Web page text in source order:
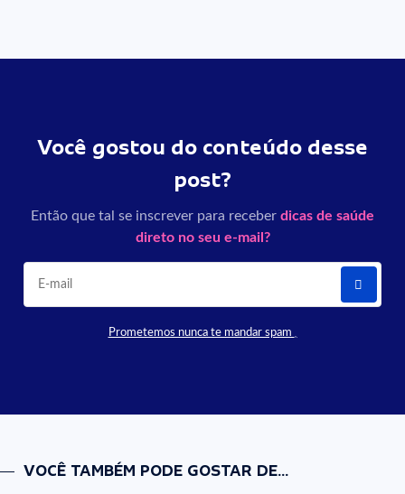
Você gostou do conteúdo desse
post?
Então que tal se inscrever para receber dicas de saúde
direto no seu e-mail?
Prometemos nunca te mandar spam
VOCÊ TAMBÉM PODE GOSTAR DE...